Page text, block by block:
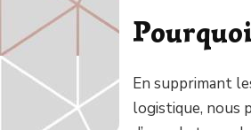
En supprimant
logistique, nous